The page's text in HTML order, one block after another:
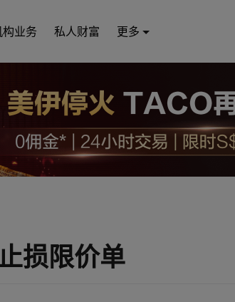
业务 私人财富 更多
损限价单